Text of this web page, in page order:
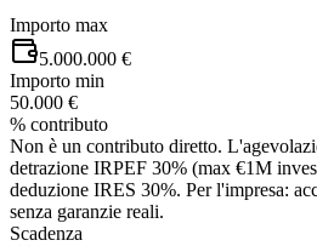
Importo max
5.000.000 €
Importo min
50.000 €
% contributo
Non è un contributo diretto.
detrazione IRPEF 30% (max €1M
deduzione IRES 30%. Per l'impresa:
senza garanzie reali.
Scadenza